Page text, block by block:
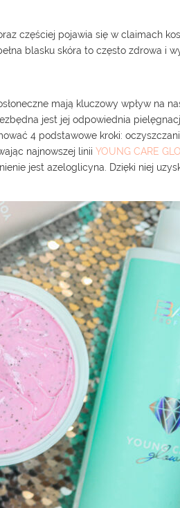
częściej pojawia się w claimach
blasku skóra to często zdrowa i
mają kluczowy wpływ na
jest jej odpowiednia
4 podstawowe kroki:
najnowszej liniiYOUNG CARE
jest azeloglicyna. Dzięki niej